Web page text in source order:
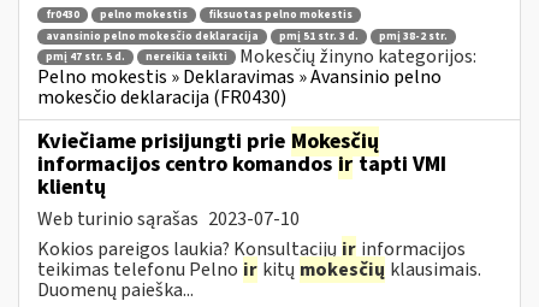
fr0430 pelno mokestis
fiksuotas pelno mokestis
avansinio pelno mokesčio deklaracija
pmį 51 str. 3 d.
pmį 38-2 str.
pmį 47 str. 5 d.
nereikia teikti
Mokesčių žinyno kategorijos:
Pelno mokestis » Deklaravimas » Avansinio pelno
mokesčio deklaracija (FR0430)
Kviečiame prisijungti prie Mokesčių
informacijos centro komandosirtapti VMI
klientų
Web turinio sąrašas 2023-07-10
Kokios pareigos laukia? Konsultacijų ir informacijos
teikimas telefonu Pelno ir kitų mokesčių klausimais.
Duomenų paieška...